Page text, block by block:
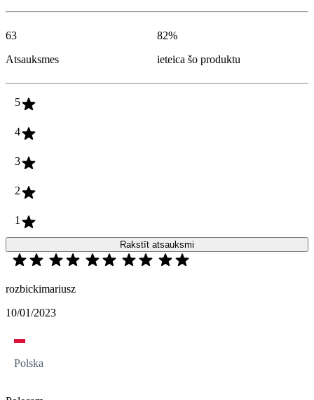
63
Atsauksmes
82%
ieteica šo produktu
5
4
3
2
1
Rakstīt atsauksmi
rozbickimariusz
10/01/2023
Polska